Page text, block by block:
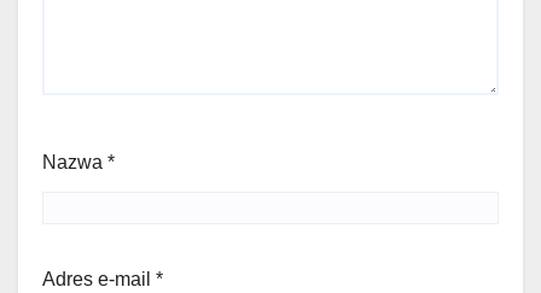
Nazwa *
Adres e-mail *